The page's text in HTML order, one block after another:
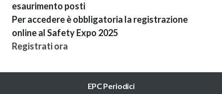
esaurimento posti
Per accedere è obbligatoria la registrazione
online al Safety Expo 2025
Registrati ora
EPC Periodici